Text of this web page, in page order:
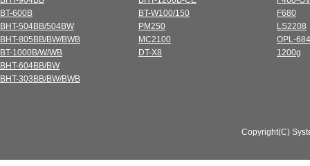
BT-600B
BHT-504BB/504BW
BHT-805BB/BW/BWB
BT-1000B/W/WB
BHT-604BB/BW
BHT-303BB/BW/BWB
BT-W100/150
PM250
MC2100
DT-X8
F680
LS2208
OPL-
1200g
Copyright(C)